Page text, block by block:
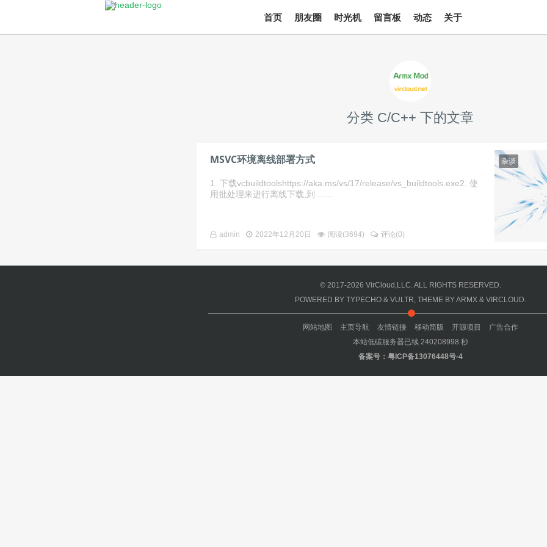
首页 朋友圈 时光机 留言板 动态 关于
分类 C/C++ 下的文章
杂谈
MSVC环境离线部署方式
1. 下载vcbuildtoolshttps://aka.ms/vs/17/release/vs_buildtools.exe2. 使
用批处理来进行离线下载,到 ......
admin 2022年12月20日 阅读(3694) 评论(0)
© 2017-2026 VirCloud,LLC.ALL RIGHTS RESERVED.
POWERED BY TYPECHO& VULTR, THEME BYARMX& VIRCLOUD.
网站地图 主页导航 友情链接 移动简版 开源项目
广告合作
本站低碳服务器已续 240208998 秒
备案号： 粤ICP备13076448号-4